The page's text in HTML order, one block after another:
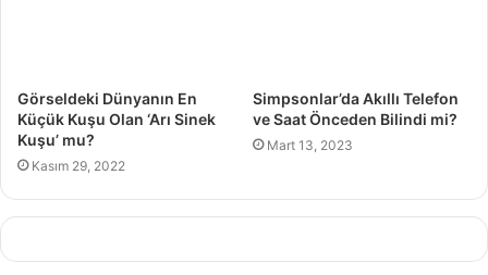
Görseldeki Dünyanın En
Küçük Kuşu Olan ‘Arı Sinek
Kuşu’ mu?
Kasım 29, 2022
Simpsonlar’da Akıllı Telefon
ve Saat Önceden Bilindi mi?
Mart 13, 2023